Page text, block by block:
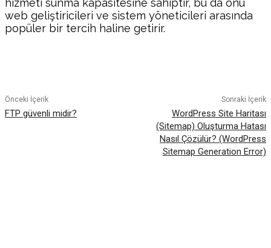
hizmeti sunma kapasitesine sahiptir, bu da onu
web geliştiricileri ve sistem yöneticileri arasında
popüler bir tercih haline getirir.
Önceki İçerik
FTP güvenli midir?
Sonraki İçerik
WordPress Site Haritası
(Sitemap) Oluşturma Hatası
Nasıl Çözülür? (WordPress
Sitemap Generation Error)